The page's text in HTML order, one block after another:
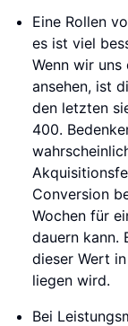
Eine Rollen
es ist viel
Wenn wir
ansehen, ist
den letzten
400.
Conversion
Wochen für
dauern kann.
dieser Wert
liegen wird.
Bei